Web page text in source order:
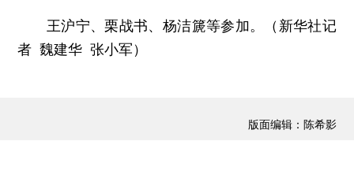
王沪宁、栗战书、杨洁篪等参加。（新华社记
者 魏建华 张小军）
版面编辑：陈希影